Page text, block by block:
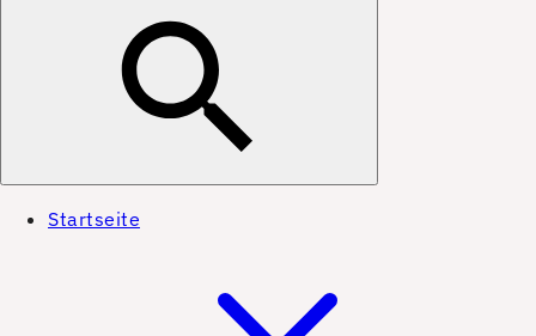
Startseite